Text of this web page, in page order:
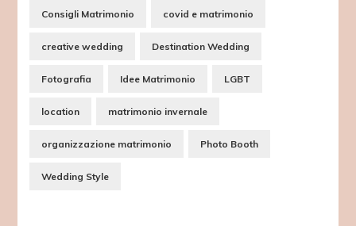
Consigli Matrimonio covid e matrimonio
creative wedding Destination Wedding
Fotografia Idee Matrimonio LGBT
location matrimonio invernale
organizzazione matrimonio Photo Booth
Wedding Style